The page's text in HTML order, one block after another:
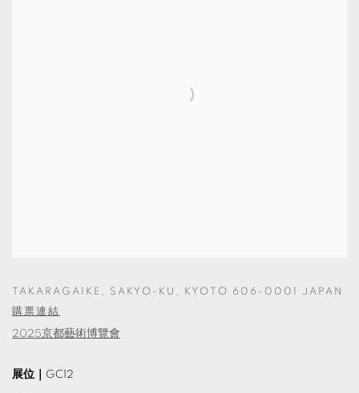
TAKARAGAIKE, SAKYO-KU, KYOTO 606-0001 JAPAN
購票連結
2025京都藝術博覽會
展位｜ GC12